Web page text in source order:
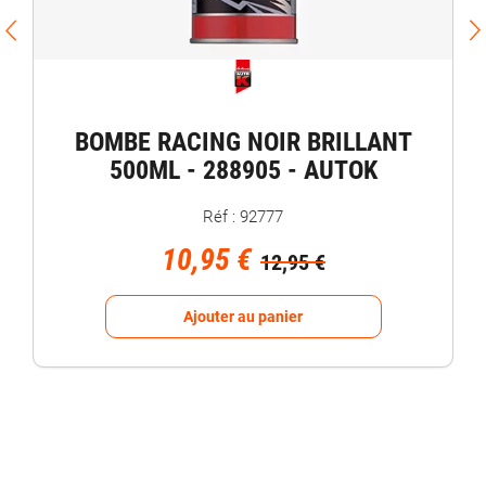
BOMBE RACING NOIR BRILLANT
500ML - 288905 - AUTOK
Réf : 92777
10,95 € 12,95 €
Ajouter au panier